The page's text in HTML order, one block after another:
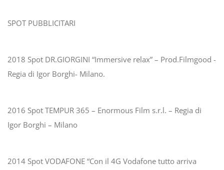
SPOT PUBBLICITARI
2018 Spot DR.GIORGINI “Immersive relax” – Prod.Filmgood -
Regia di Igor Borghi- Milano.
2016 Spot TEMPUR 365 – Enormous Film s.r.l. – Regia di
Igor Borghi – Milano
2014 Spot VODAFONE “Con il 4G Vodafone tutto arriva